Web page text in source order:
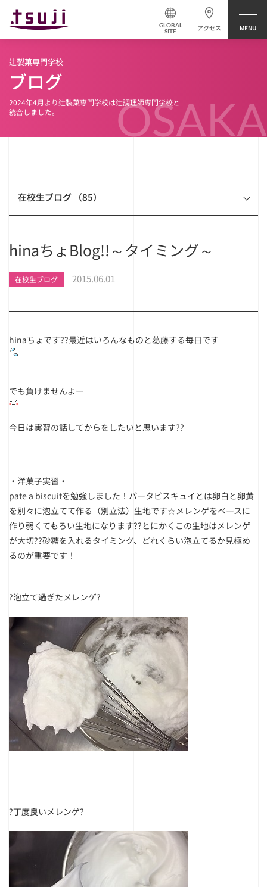
アクセス
GLOBAL
SITE
OSAKA
辻製菓専門学校
ブログ
2024年4月より辻製菓専門学校は辻調理師専門学校と
統合しました。
在校生ブログ （85）
hinaちょBlog!!～タイミング～
在校生ブログ 2015.06.01
hinaちょです??最近はいろんなものと葛藤する毎日です
でも負けませんよー
今日は実習の話してからをしたいと思います??
・洋菓子実習・
pate a biscuitを勉強しました！パータビスキュイとは卵白と卵黄
を別々に泡立てて作る（別立法）生地です☆メレンゲをベースに
作り弱くてもろい生地になります??とにかくこの生地はメレンゲ
が大切??砂糖を入れるタイミング、どれくらい泡立てるか見極め
るのが重要です！
?泡立て過ぎたメレンゲ?
?丁度良いメレンゲ?